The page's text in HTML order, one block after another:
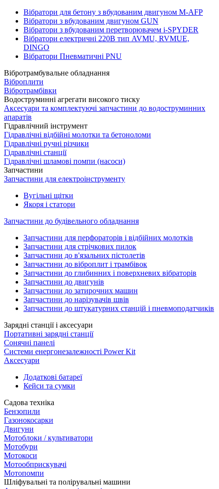
Вібратори для бетону з вбудованим двигуном M-AFP
Вібратори з вбудованим двигуном GUN
Вібратори з вбудованим перетворювачем i-SPYDER
Вібратори електричні 220B тип AVMU, RVMUE,
DINGO
Вібратори Пневматичні PNU
Вібротрамбувальне обладнання
Віброплити
Вібротрамбівки
Водоструминні агрегати високого тиску
Аксесуари та комплектуючі запчастини до водоструминних
апаратів
Гідравлічний інструмент
Гідравлічні відбійні молотки та бетоноломи
Гідравлічні ручні різчики
Гідравлічні станції
Гідравлічні шламові помпи (насоси)
Запчастини
Запчастини для електроінструменту
Вугільні щітки
Якоря і статори
Запчастини до будівельного обладнання
Запчастини для перфораторів і відбійних молотків
Запчастини для стрічкових пилок
Запчастини до в'язальних пістолетів
Запчастини до віброплит і трамбівок
Запчастини до глибинних і поверхневих вібраторів
Запчастини до двигунів
Запчастини до затирочних машин
Запчастини до нарізувачів швів
Запчастини до штукатурних станцій і пневмоподатчиків
Зарядні станції і аксесуари
Портативні зарядні станції
Сонячні панелі
Системи енергонезалежності Power Kit
Аксесуари
Додаткові батареї
Кейси та сумки
Садова техніка
Бензопили
Газонокосарки
Двигуни
Мотоблоки / культиватори
Мотобури
Мотокоси
Мотообприскувачі
Мотопомпи
Шліфувальні та полірувальні машини